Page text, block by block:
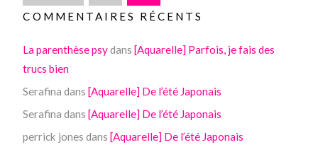
COMMENTAIRES RÉCENTS
La parenthèse psydans[Aquarelle] Parfois, je fais des
trucs bien
Serafina dans[Aquarelle] De l’été Japonais
Serafina dans[Aquarelle] De l’été Japonais
perrick jones dans[Aquarelle] De l’été Japonais